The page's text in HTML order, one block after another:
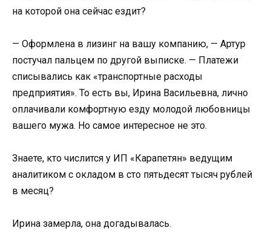
на которой она сейчас ездит?
— Оформлена в лизинг на вашу компанию, — Артур
постучал пальцем по другой выписке. — Платежи
списывались как «транспортные расходы
предприятия». То есть вы, Ирина Васильевна, лично
оплачивали комфортную езду молодой любовницы
вашего мужа. Но самое интересное не это.
Знаете, кто числится у ИП «Карапетян» ведущим
аналитиком с окладом в сто пятьдесят тысяч рублей
в месяц?
Ирина замерла, она догадывалась.